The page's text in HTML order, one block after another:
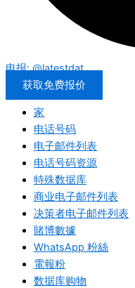
电报: @latestdat
获取免费报价
家
电话号码
电子邮件列表
电话号码资源
特殊数据库
商业电子邮件列表
决策者电子邮件列表
賭博數據
WhatsApp 粉絲
電報粉
数据库购物